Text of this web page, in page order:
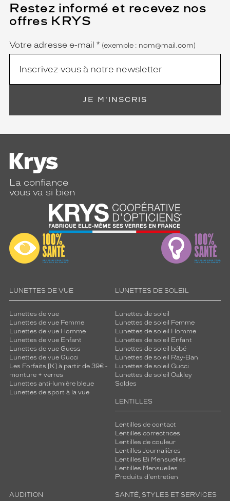
Restez informé et recevez nos
offres KRYS
Name
Votre adresse e-mail *
(Ce
champ
est
obligatoire)
(exemple : nom@mail.com)
JE M'INSCRIS
La confiance
vous va si bien
LUNETTES DE VUE
Lunettes de vue
Lunettes de vue Femme
Lunettes de vue Homme
Lunettes de vue Enfant
Lunettes de vue Guess
Lunettes de vue Gucci
Les Forfaits [K] à partir de 39€ -
monture + verres
Lunettes anti-lumière bleue
Lunettes de sport à la vue
LUNETTES DE SOLEIL
Lunettes de soleil
Lunettes de soleil Femme
Lunettes de soleil Homme
Lunettes de soleil Enfant
Lunettes de soleil bébé
Lunettes de soleil Ray-Ban
Lunettes de soleil Gucci
Lunettes de soleil Oakley
Soldes
LENTILLES
Lentilles de contact
Lentilles correctrices
Lentilles de couleur
Lentilles Journalières
Lentilles Bi Mensuelles
Lentilles Mensuelles
Produits d'entretien
AUDITION SANTÉ, STYLES ET SERVICES